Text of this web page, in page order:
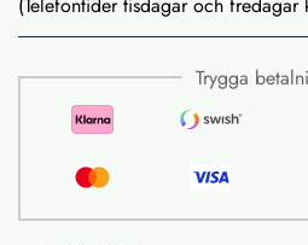
(Telefontider tisdagar och
Trygga